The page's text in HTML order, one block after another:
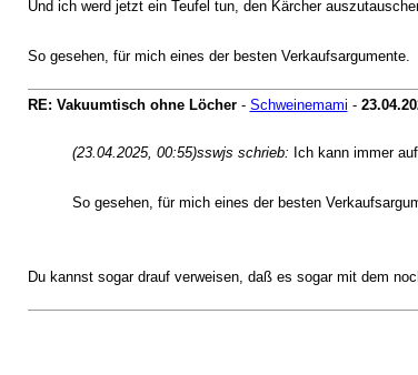
Und ich werd jetzt ein Teufel tun, den Kärcher
So gesehen, für mich eines der besten Verkaufsargumente.
RE: Vakuumtisch ohne Löcher- Schweinemami -
(23.04.2025, 00:55)sswjs schrieb: Ich kann immer
So gesehen, für mich eines der besten
Du kannst sogar drauf verweisen, daß es sogar mit dem